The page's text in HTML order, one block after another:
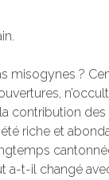
misogynes ?
contribution des
riche et
a-t-il changé